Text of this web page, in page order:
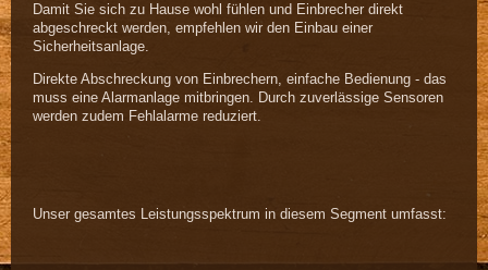
Damit Sie sich zu Hause wohl fühlen und Einbrecher direkt
abgeschreckt werden, empfehlen wir den Einbau einer
Sicherheitsanlage.
Direkte Abschreckung von Einbrechern, einfache Bedienung - das
muss eine Alarmanlage mitbringen. Durch zuverlässige Sensoren
werden zudem Fehlalarme reduziert.
Unser gesamtes Leistungsspektrum in diesem Segment umfasst: